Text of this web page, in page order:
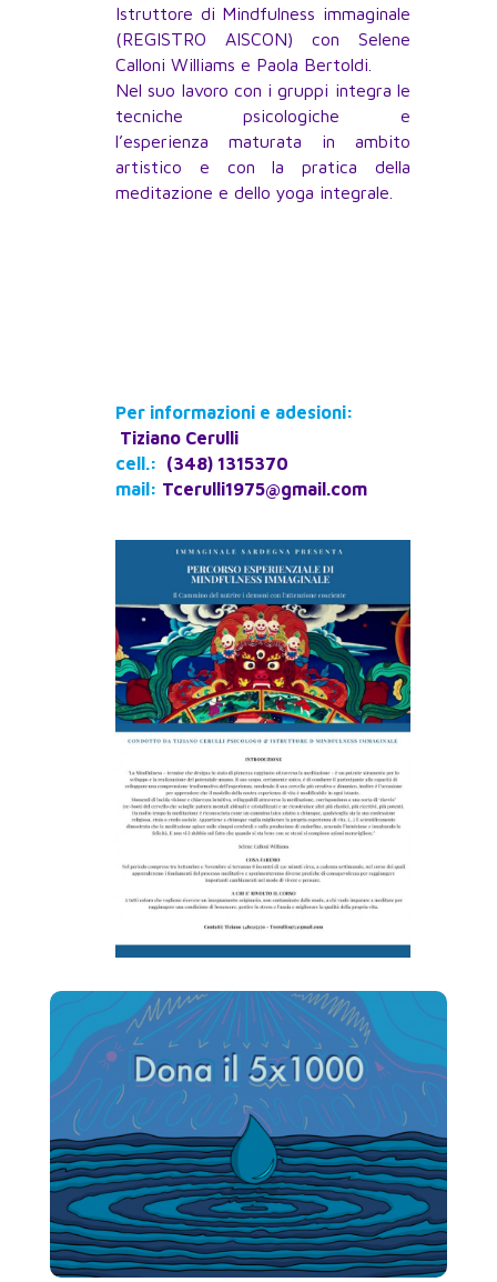
Istruttore di Mindfulness immaginale
(REGISTRO AISCON) con Selene
Calloni Williams e Paola Bertoldi.
Nel suo lavoro con i gruppi integra le
tecniche psicologiche e
l’esperienza maturata in ambito
artistico e con la pratica della
meditazione e dello yoga integrale.
Per informazioni e adesioni:
Tiziano Cerulli
cell.:
(348) 1315370
mail: Tcerulli1975@gmail.com